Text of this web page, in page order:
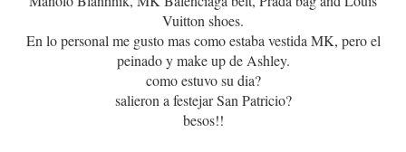
Vuitton shoes.
En lo personal me gusto mas como estaba vestida MK, pero el
peinado y make up de Ashley.
como estuvo su dia?
salieron a festejar San Patricio?
besos!!